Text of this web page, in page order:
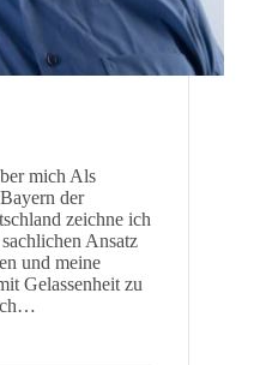
mich Als
der
zeichne ich
Ansatz
und meine
Gelassenheit zu